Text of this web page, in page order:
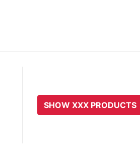
SHOW XXX PRODUCTS